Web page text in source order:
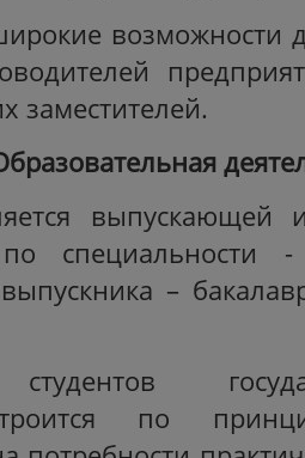
возможности
заместителей.
выпускающей
по специальности
–
по